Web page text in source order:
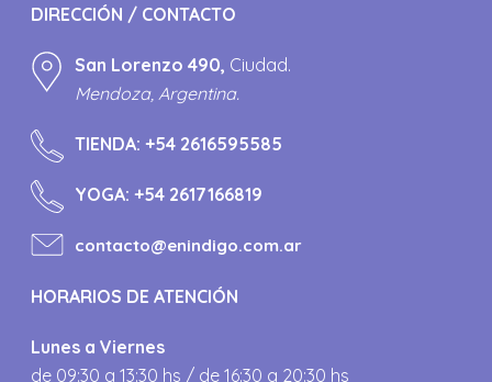
DIRECCIÓN / CONTACTO
San Lorenzo 490, Ciudad.
Mendoza, Argentina.
TIENDA:+54 2616595585
YOGA:+54 2617166819
contacto@enindigo.com.ar
HORARIOS DE ATENCIÓN
Lunes a Viernes
de 09:30 a 13:30 hs / de 16:30 a 20:30 hs